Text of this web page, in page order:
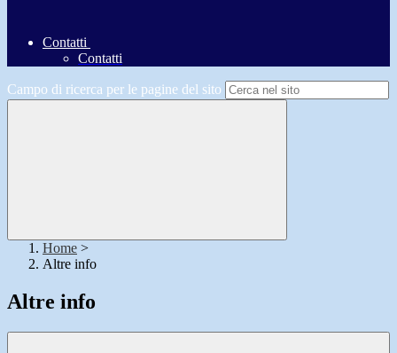
Contatti
Contatti
Campo di ricerca per le pagine del sito
Home >
Altre info
Altre info